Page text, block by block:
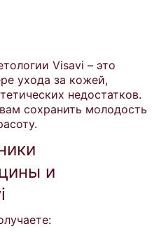
Visavi – это
ухода за кожей,
недостатков.
сохранить молодость
и